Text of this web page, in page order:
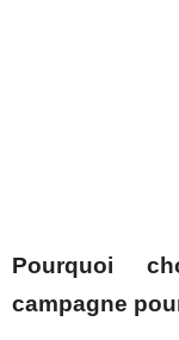
Pourquoi
campagne